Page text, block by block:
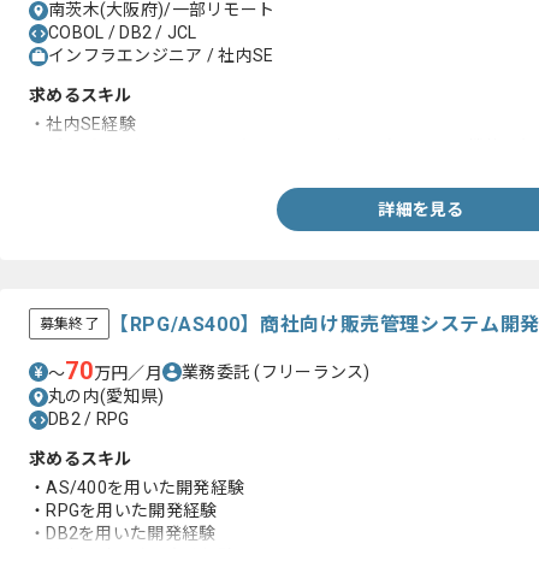
南茨木(大阪府)/一部リモート
COBOL / DB2 / JCL
インフラエンジニア / 社内SE
求めるスキル
・社内SE経験
詳細を見る
募集終了 【RPG/AS400】商社向け販売管理システム開
〜70万円／月 業務委託(フリーランス)
丸の内(愛知県)
DB2 / RPG
求めるスキル
・AS/400を用いた開発経験
・RPGを用いた開発経験
・DB2を用いた開発経験